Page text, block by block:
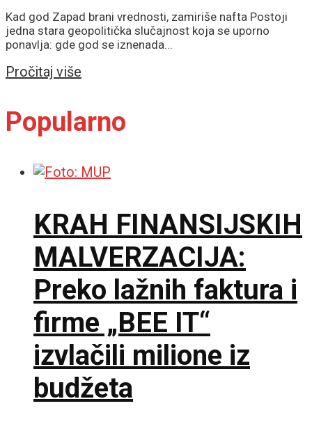
Kad god Zapad brani vrednosti, zamiriše nafta Postoji
jedna stara geopolitička slučajnost koja se uporno
ponavlja: gde god se iznenada...
Pročitaj više
Popularno
KRAH FINANSIJSKIH
MALVERZACIJA:
Preko lažnih faktura i
firme „BEE IT“
izvlačili milione iz
budžeta